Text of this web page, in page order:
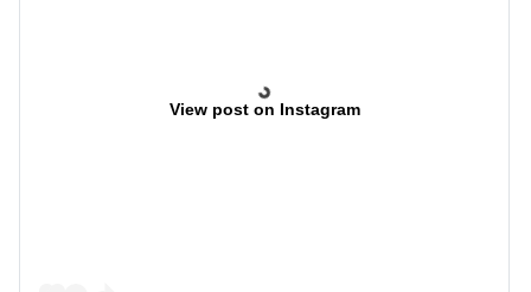
View post on Instagram